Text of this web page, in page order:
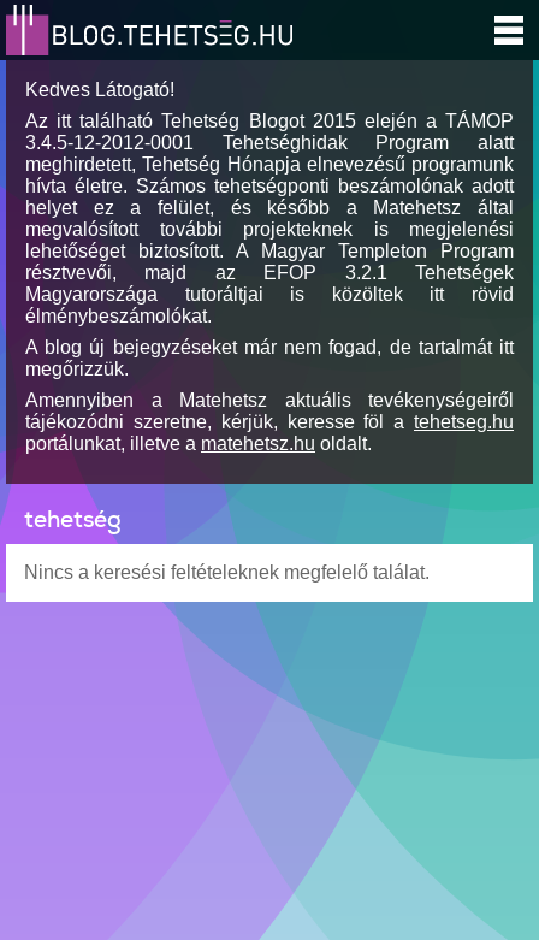
Kedves Látogató!
Az itt található Tehetség Blogot 2015 elején a TÁMOP
3.4.5-12-2012-0001 Tehetséghidak Program alatt
meghirdetett, Tehetség Hónapja elnevezésű programunk
hívta életre. Számos tehetségponti beszámolónak adott
helyet ez a felület, és később a Matehetsz által
megvalósított további projekteknek is megjelenési
lehetőséget biztosított. A Magyar Templeton Program
résztvevői, majd az EFOP 3.2.1 Tehetségek
Magyarországa tutoráltjai is közöltek itt rövid
élménybeszámolókat.
A blog új bejegyzéseket már nem fogad, de tartalmát itt
megőrizzük.
Amennyiben a Matehetsz aktuális tevékenységeiről
tájékozódni szeretne, kérjük, keresse föl a tehetseg.hu
portálunkat, illetve a matehetsz.hu oldalt.
tehetség
Nincs a keresési feltételeknek megfelelő találat.